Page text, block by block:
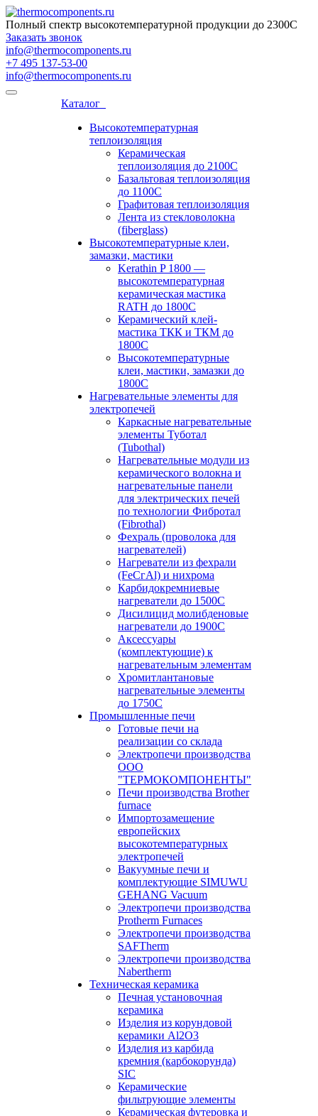
Полный спектр высокотемпературной продукции до 2300С
Заказать звонок
info@thermocomponents.ru
+7 495 137-53-00
info@thermocomponents.ru
Каталог
Высокотемпературная
теплоизоляция
Керамическая
теплоизоляция до 2100С
Базальтовая теплоизоляция
до 1100С
Графитовая теплоизоляция
Лента из стекловолокна
(fiberglass)
Высокотемпературные клеи,
замазки, мастики
Kerathin P 1800 —
высокотемпературная
керамическая мастика
RATH до 1800C
Керамический клей-
мастика ТКК и ТКМ до
1800С
Высокотемпературные
клеи, мастики, замазки до
1800С
Нагревательные элементы для
электропечей
Каркасные нагревательные
элементы Туботал
(Tubothal)
Нагревательные модули из
керамического волокна и
нагревательные панели
для электрических печей
по технологии Фибротал
(Fibrothal)
Фехраль (проволока для
нагревателей)
Нагреватели из фехрали
(FеСгАl) и нихрома
Карбидокремниевые
нагреватели до 1500С
Дисилицид молибденовые
нагреватели до 1900С
Аксессуары
(комплектующие) к
нагревательным элементам
Хромитлантановые
нагревательные элементы
до 1750С
Промышленные печи
Готовые печи на
реализации со склада
Электропечи производства
ООО
"ТЕРМОКОМПОНЕНТЫ"
Печи производства Brother
furnace
Импортозамещение
европейских
высокотемпературных
электропечей
Вакуумные печи и
комплектующие SIMUWU
GEHANG Vacuum
Электропечи производства
Protherm Furnaces
Электропечи производства
SAFTherm
Электропечи производства
Nabertherm
Техническая керамика
Печная установочная
керамика
Изделия из корундовой
керамики Al2O3
Изделия из карбида
кремния (карбокорунда)
SIC
Керамические
фильтрующие элементы
Керамическая футеровка и